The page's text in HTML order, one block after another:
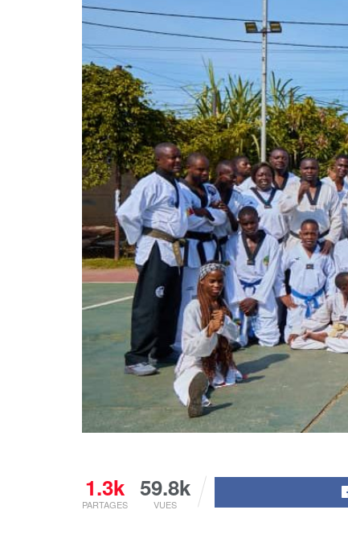
1.3k
PARTAGES
59.8k
VUES